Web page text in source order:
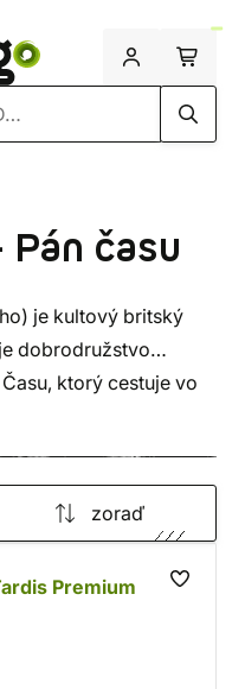
času
je kultový britský
dobrodružstvo
ktorý cestuje vo
ako modrá
z brakových sci-
rokov.
zoraď
Premium